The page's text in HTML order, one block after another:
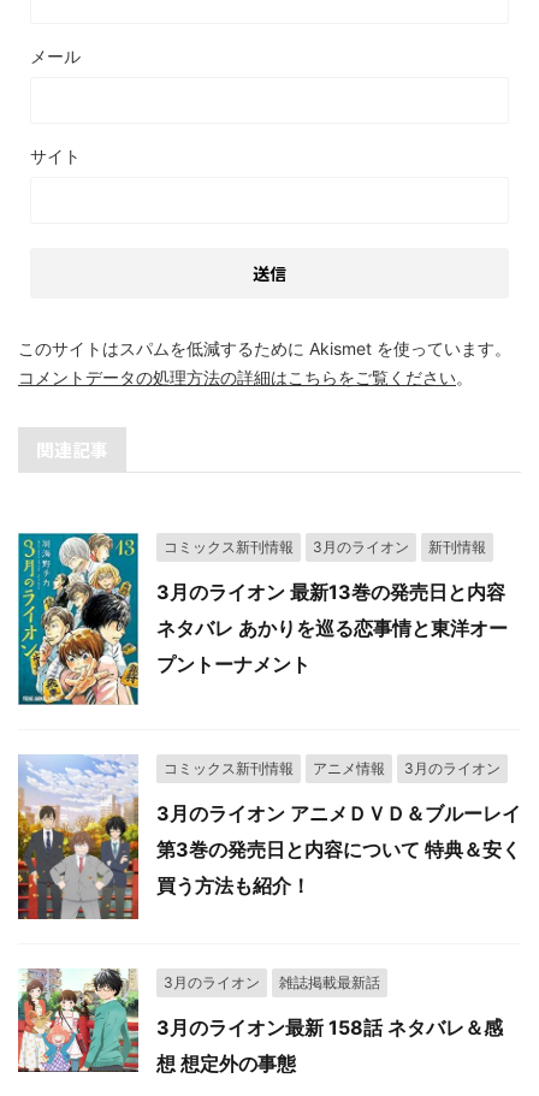
メール
サイト
このサイトはスパムを低減するために Akismet を使っています。
コメントデータの処理方法の詳細はこちらをご覧ください。
関連記事
コミックス新刊情報 3月のライオン 新刊情報
3月のライオン 最新13巻の発売日と内容
ネタバレ あかりを巡る恋事情と東洋オー
プントーナメント
コミックス新刊情報 アニメ情報 3月のライオン
3月のライオン アニメＤＶＤ＆ブルーレイ
第3巻の発売日と内容について 特典＆安く
買う方法も紹介！
3月のライオン 雑誌掲載最新話
3月のライオン最新 158話 ネタバレ＆感
想 想定外の事態